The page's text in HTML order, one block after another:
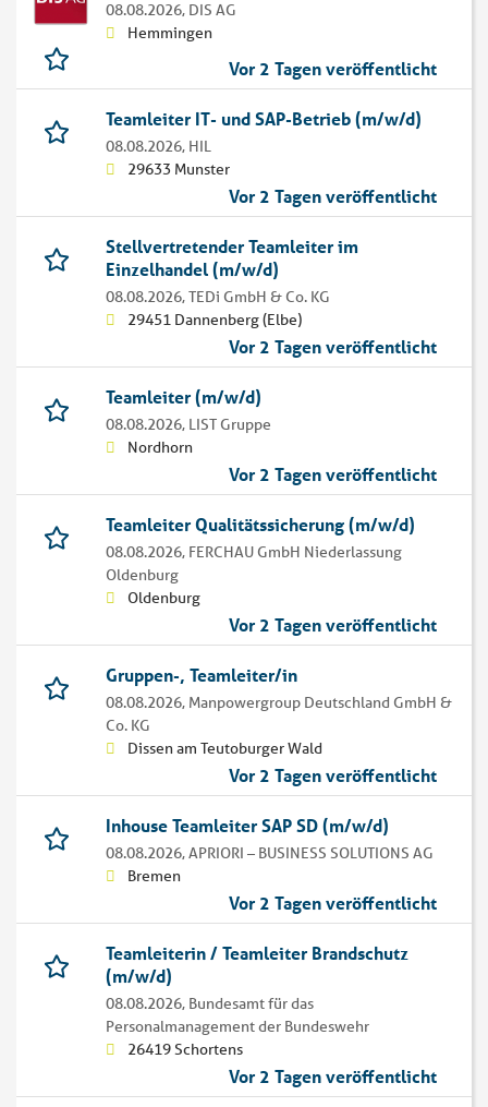
08.08.2026, DIS AG
Hemmingen
Vor 2 Tagen veröffentlicht
Teamleiter IT- und SAP-Betrieb (m/w/d)
08.08.2026, HIL
29633 Munster
Vor 2 Tagen veröffentlicht
Stellvertretender Teamleiter im
Einzelhandel (m/w/d)
08.08.2026,TEDi GmbH & Co. KG
29451 Dannenberg (Elbe)
Vor 2 Tagen veröffentlicht
Teamleiter (m/w/d)
08.08.2026, LIST Gruppe
Nordhorn
Vor 2 Tagen veröffentlicht
Teamleiter Qualitätssicherung (m/w/d)
08.08.2026, FERCHAU GmbH Niederlassung
Oldenburg
Oldenburg
Vor 2 Tagen veröffentlicht
Gruppen-, Teamleiter/in
08.08.2026, Manpowergroup Deutschland GmbH &
Co. KG
Dissen am Teutoburger Wald
Vor 2 Tagen veröffentlicht
Inhouse Teamleiter SAP SD (m/w/d)
08.08.2026,APRIORI – BUSINESS SOLUTIONS AG
Bremen
Vor 2 Tagen veröffentlicht
Teamleiterin / Teamleiter Brandschutz
(m/w/d)
08.08.2026, Bundesamt für das
Personalmanagement der Bundeswehr
26419 Schortens
Vor 2 Tagen veröffentlicht